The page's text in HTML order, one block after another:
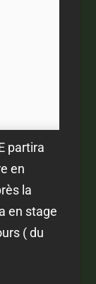
partira
en
la
en stage
( du